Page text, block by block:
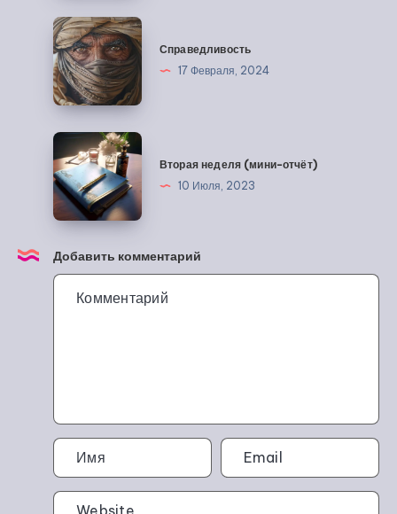
Справедливость
Справедливость
17 Февраля, 2024
Вторая
неделя
(мини-
отчёт)
Вторая неделя (мини-отчёт)
10 Июля, 2023
Добавить комментарий